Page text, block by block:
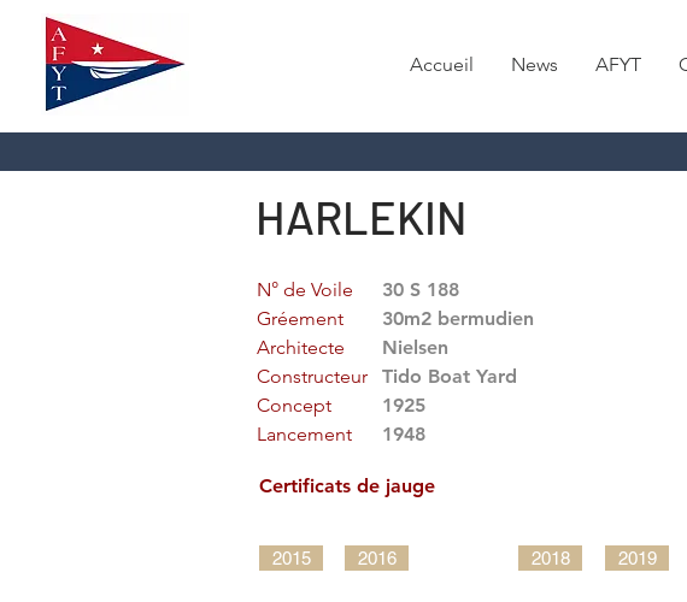
Accueil News AFYT
HARLEKIN
N° de Voile
30 S 188
Gréement
30m2 bermudien
Architecte
Nielsen
Constructeur
Tido Boat Yard
Concept
1925
Lancement
1948
Certificats de jauge
2015 2016 2018 2019